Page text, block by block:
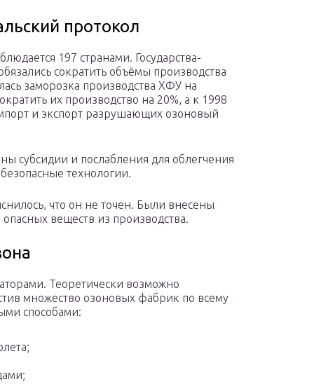
протокол
197 странами. Государства-
сократить объёмы производства
заморозка производства ХФУ на
их производство на 20%, а к 1998
и экспорт разрушающих озоновый
субсидии и послабления для облегчения
технологии.
что он не точен. Были внесены
веществ из производства.
Теоретически возможно
множество озоновых фабрик по всему
способами: